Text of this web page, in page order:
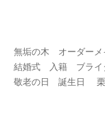
無垢の木 オーダー
結婚式 入籍 ブラ
敬老の日 誕生日 栗